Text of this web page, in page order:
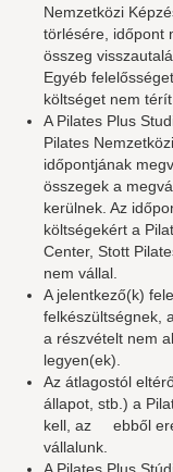
Nemzetközi
törlésére, időpont
összeg
Egyéb
költséget nem térít.
A Pilates Plus
Pilates
időpontjának
összegek a
kerülnek. Az
költségekért a
Center, Stott
nem vállal.
A jelentkező(k)
felkészültségnek,
a részvételt nem
legyen(ek).
Az átlagostól
állapot, stb.) a
kell, az ebből
vállalunk.
A Pilates Plus